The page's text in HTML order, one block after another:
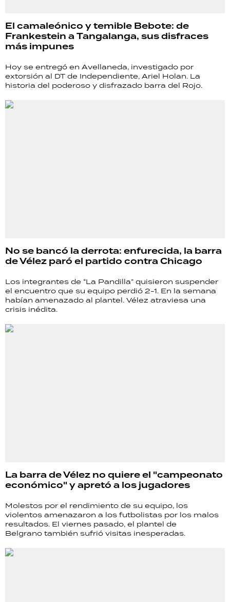
El camaleónico y temible Bebote: de
Frankestein a Tangalanga, sus disfraces
más impunes
Hoy se entregó en Avellaneda, investigado por
extorsión al DT de Independiente, Ariel Holan. La
historia del poderoso y disfrazado barra del Rojo.
No se bancó la derrota: enfurecida, la barra
de Vélez paró el partido contra Chicago
Los integrantes de “La Pandilla” quisieron suspender
el encuentro que su equipo perdió 2-1. En la semana
habían amenazado al plantel. Vélez atraviesa una
crisis inédita.
La barra de Vélez no quiere el "campeonato
económico" y apretó a los jugadores
Molestos por el rendimiento de su equipo, los
violentos amenazaron a los futbolistas por los malos
resultados. El viernes pasado, el plantel de
Belgrano también sufrió visitas inesperadas.